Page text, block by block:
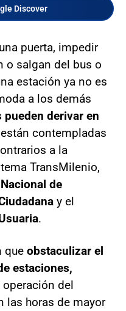
Discover
puerta, impedir
o salgan del bus o
estación ya no es
a los demás
pueden derivar en
contempladas
a la
TransMilenio,
de
y el
.
que obstaculizar el
estaciones,
del
las horas de mayor